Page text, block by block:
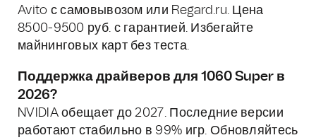
Avito с самовывозом или Regard.ru. Цена
8500-9500 руб. с гарантией. Избегайте
майнинговых карт без теста.
Поддержка драйверов для 1060 Super в
2026?
NVIDIA обещает до 2027. Последние версии
работают стабильно в 99% игр. Обновляйтесь